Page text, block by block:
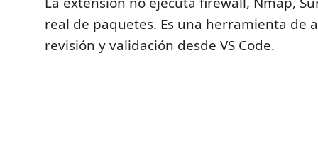
real de paquetes. Es una herramienta de
revisión y validación desde VS Code.